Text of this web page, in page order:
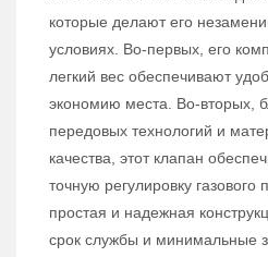
которые делают его
условиях. Во-первых, его
легкий вес обеспечивают
экономию места. Во-вторых,
передовых технологий и
качества, этот клапан
точную регулировку газового
простая и надежная
срок службы и минимальные